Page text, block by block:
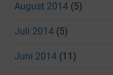
August 2014 (5)
Juli 2014 (5)
Juni 2014 (11)